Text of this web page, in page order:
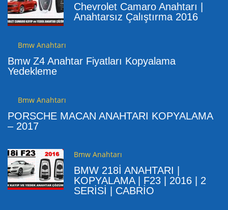
Chevrolet Camaro Anahtarı |
Anahtarsız Çalıştırma 2016
Bmw Anahtarı
Bmw Z4 Anahtar Fiyatları Kopyalama
Yedekleme
Bmw Anahtarı
PORSCHE MACAN ANAHTARI KOPYALAMA
– 2017
Bmw Anahtarı
BMW 218İ ANAHTARI |
KOPYALAMA | F23 | 2016 | 2
SERİSİ | CABRİO